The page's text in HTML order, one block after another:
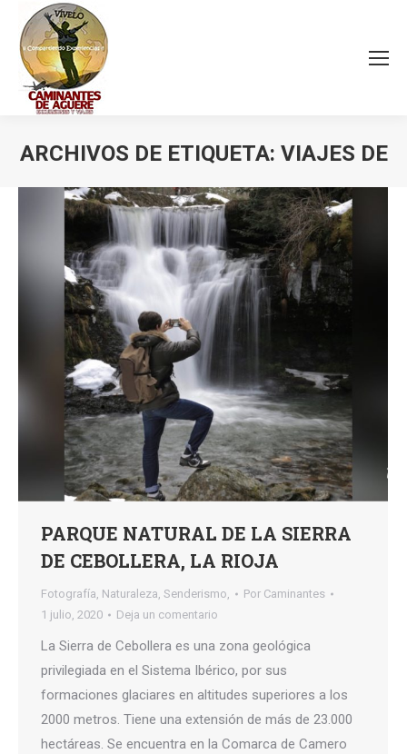
ARCHIVOS DE ETIQUETA: VIAJES DE
PARQUE NATURAL DE LA SIERRA
DE CEBOLLERA, LA RIOJA
Fotografía, Naturaleza, Senderismo, Por Caminantes
1 julio, 2020
Deja un comentario
La Sierra de Cebollera es una zona geológica
privilegiada en el Sistema Ibérico, por sus
formaciones glaciares en altitudes superiores a los
2000 metros. Tiene una extensión de más de 23.000
hectáreas. Se encuentra en la Comarca de Camero